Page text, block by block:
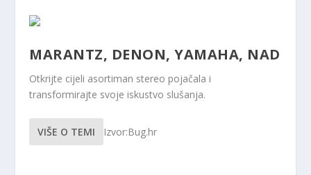
MARANTZ, DENON, YAMAHA, NAD
Otkrijte cijeli asortiman stereo pojačala i
transformirajte svoje iskustvo slušanja.
VIŠE O TEMI Izvor:Bug.hr